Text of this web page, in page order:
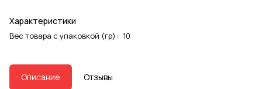
Характеристики
Вес товара с упаковкой (гр) : 10
Описание Отзывы